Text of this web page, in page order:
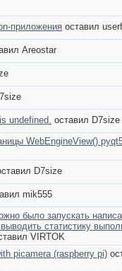
приложения оставил
Areostar
undefined. оставил D7size
WebEngineView()
D7size
mik555
было запускать
статистику
VIRTOK
picamera (raspberry pi)